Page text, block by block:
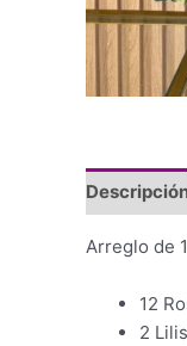
Arreglo de
12
2 Lilis